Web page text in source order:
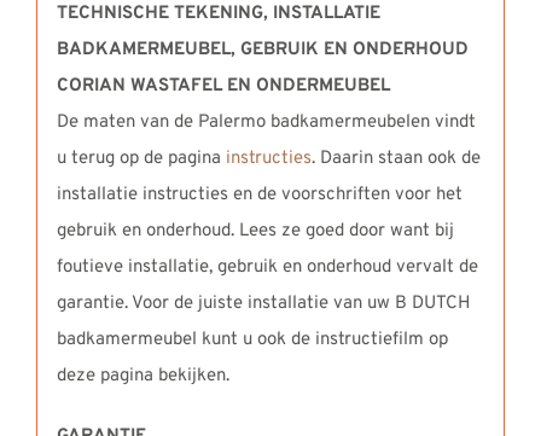
TECHNISCHE TEKENING, INSTALLATIE
BADKAMERMEUBEL, GEBRUIK EN ONDERHOUD
CORIAN WASTAFEL EN ONDERMEUBEL
De maten van de Palermo badkamermeubelen vindt
u terug op de pagina instructies. Daarin staan ook de
installatie instructies en de voorschriften voor het
gebruik en onderhoud. Lees ze goed door want bij
foutieve installatie, gebruik en onderhoud vervalt de
garantie. Voor de juiste installatie van uw B DUTCH
badkamermeubel kunt u ook de instructiefilm op
deze pagina bekijken.